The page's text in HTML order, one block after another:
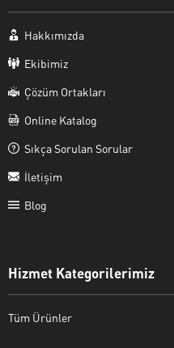
Hakkımızda
Ekibimiz
Çözüm Ortakları
Online Katalog
Sıkça Sorulan Sorular
İletişim
Blog
Hizmet Kategorilerimiz
Tüm Ürünler